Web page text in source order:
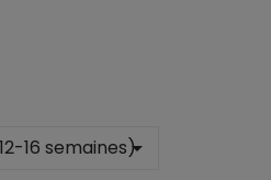
arrow_drop_down